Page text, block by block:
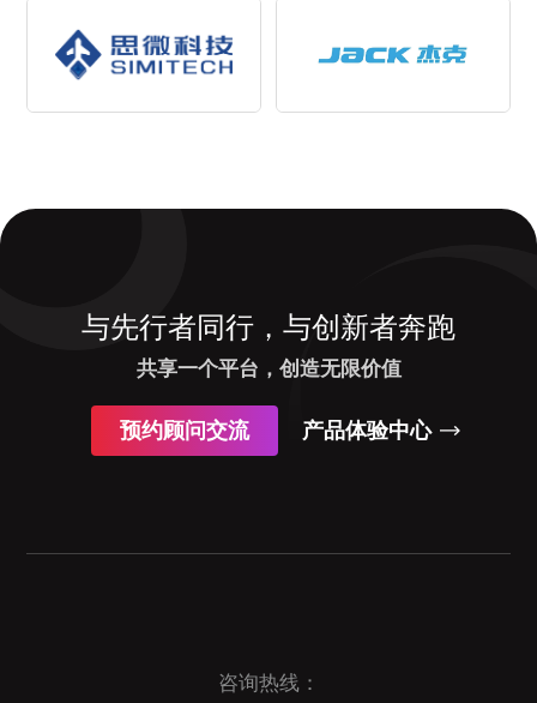
与先行者同行，与创新者奔跑
共享一个平台，创造无限价值
预约顾问交流 产品体验中心
咨询热线：